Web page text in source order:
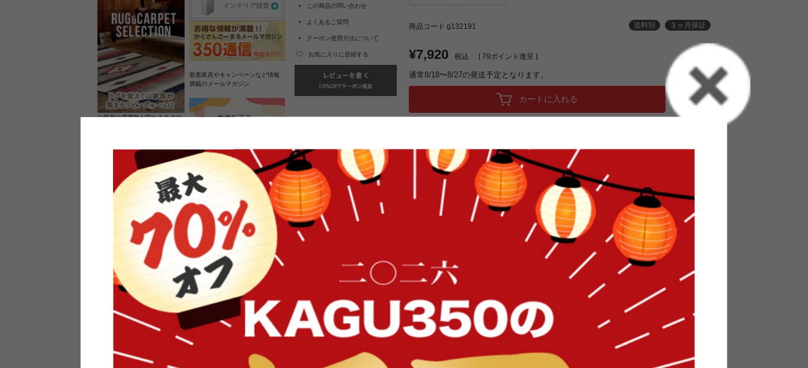
お部屋の雰囲気が変わるラグマ
素材の良さを活かしたウッドソ
ケットのペンダントライト
インフォメーション
よくあるご質問
インテリア雑貨
新着家具やキャンペーンなど情報
満載のメールマガジン
家具のレビューを書くと10%OFFク
ーポンプレゼント
オフィスやモデルハウスなどイン
この商品の問い合わせ
よくあるご質問
クーポン使用方法について
お気に入りに登録する
商品コード g132191 送料別 ３ヶ月保証
¥7,920 税込 [ 79ポイント進呈 ]
通常8/18〜8/27の発送予定となります。
カートに入れる
100×205 敷きパッド 寝具 敷布団カバー 蓄熱わた入り 高目付 肌触りなめらか ボリュ
ーム あったか 洗える 清潔 シングルサイズ 丸洗い 洗濯可 ふわもこ
高目付の生地を使用した、ボリューム感のある『Warm(ヴァルム)』シリーズの敷パッ
ド。表地はフランネル仕様なので、なめらかなタッチ感で、快適な寝心地です。洗濯
機で洗うことができるので、いつでも清潔にご使用いただけます。スナップボタン付
きで、ハンガーで干すことができるので、洗濯するときに場所を取りません。カラー
はベージュ、グレー、アイボリー、ピンクの4色展開でお好みの色をお選びください。